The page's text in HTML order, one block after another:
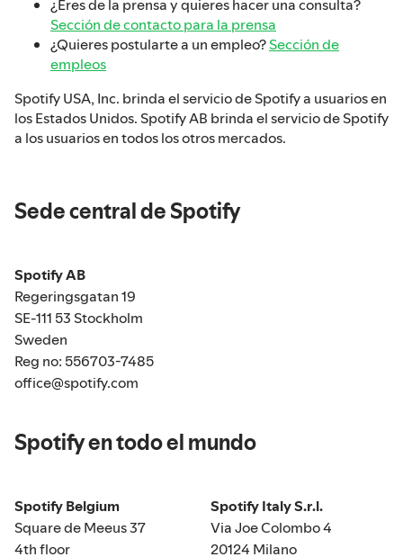
¿Eres de la prensa y quieres hacer una consulta?
Sección de contacto para la prensa
¿Quieres postularte a un empleo?Sección de
empleos
Spotify USA, Inc. brinda el servicio de Spotify a usuarios en
los Estados Unidos. Spotify AB brinda el servicio de Spotify
a los usuarios en todos los otros mercados.
Sede central de Spotify
Spotify AB
Regeringsgatan 19
SE-111 53 Stockholm
Sweden
Reg no: 556703-7485
office@spotify.com
Spotify en todo el mundo
Spotify Belgium
Square de Meeus 37
4th floor
Spotify Italy S.r.l.
Via Joe Colombo 4
20124 Milano